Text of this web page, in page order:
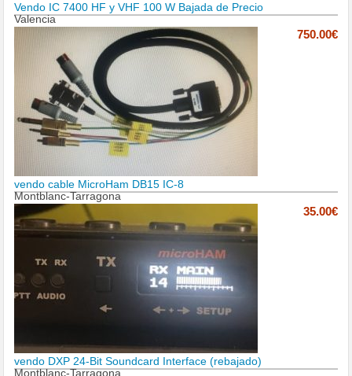
Vendo IC 7400 HF y VHF 100 W Bajada de Precio
Valencia
750.00€
vendo cable MicroHam DB15 IC-8
Montblanc-Tarragona
35.00€
vendo DXP 24-Bit Soundcard Interface (rebajado)
Montblanc-Tarragona